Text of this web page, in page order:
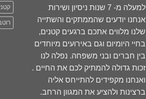
למעלה מ- 7 שנות ניסיון ושירות
אנחנו יודעים שהממתקים והשתייה
שלנו מלווים אתכם ברגעים קטנים,
בחיי היומיום וגם באירועים מיוחדים
בין חברים ובני משפחה. נפלה לנו
זכות גדולה להמתיק לכם את החיים .
ואנחנו מקפידים להתייחס אליה
ברצינות ולהציע את המגוון הרחב.